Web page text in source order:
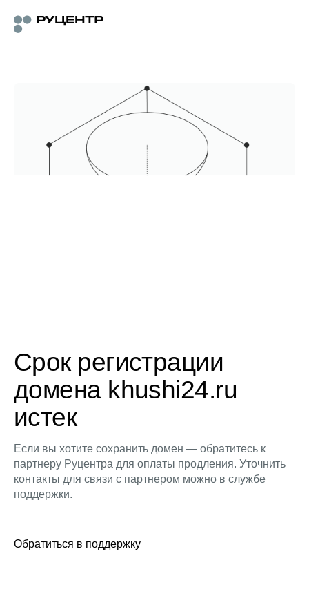
Срок регистрации
домена khushi24.ru
истек
Если вы хотите сохранить домен — обратитесь к
партнеру Руцентра для оплаты продления. Уточнить
контакты для связи с партнером можно в службе
поддержки.
Обратиться в поддержку